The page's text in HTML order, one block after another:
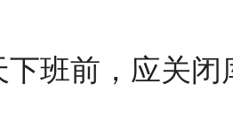
班前，应关闭